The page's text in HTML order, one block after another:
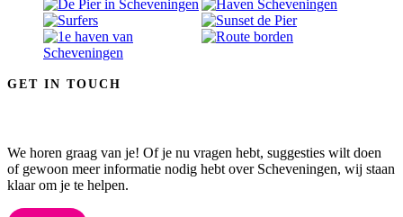
GET IN TOUCH
We horen graag van je! Of je nu vragen hebt, suggesties wilt doen
of gewoon meer informatie nodig hebt over Scheveningen, wij staan
klaar om je te helpen.